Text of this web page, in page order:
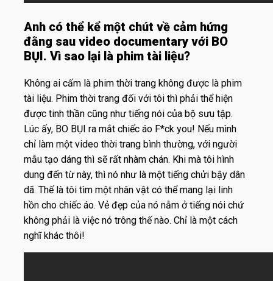
Anh có thể kể một chút về cảm hứng
đằng sau video documentary với BO
BỤI. Vì sao lại là phim tài liệu?
Không ai cấm là phim thời trang không được là phim
tài liệu. Phim thời trang đối với tôi thì phải thể hiện
được tinh thần cũng như tiếng nói của bộ sưu tập.
Lúc ấy, BO BỤI ra mắt chiếc áo F*ck you! Nếu mình
chỉ làm một video thời trang bình thường, với người
mẫu tạo dáng thì sẽ rất nhàm chán. Khi mà tôi hình
dung đến từ này, thì nó như là một tiếng chửi bậy dân
dã. Thế là tôi tìm một nhân vật có thể mang lại linh
hồn cho chiếc áo. Vẻ đẹp của nó nằm ở tiếng nói chứ
không phải là việc nó trông thế nào. Chỉ là một cách
nghĩ khác thôi!